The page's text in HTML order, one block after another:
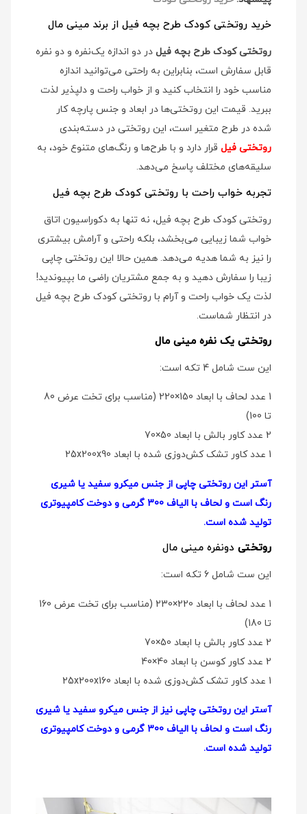
خرید روتختی کودک طرح بچه فیل از برند مینی مال
روتختی کودک طرح بچه فیل در دو اندازه یک‌نفره و دو نفره
قابل سفارش است، بنابراین به راحتی می‌توانید اندازه
مناسب خود را انتخاب کنید و از خواب راحت و دلپذیر لذت
ببرید. قیمت این روتختی‌ها در ابعاد و جنس پارچه کار
شده در طرح متغیر است، این روتختی در دسته‌بندی
روتختی فیل قرار دارد و با طرح‌ها و رنگ‌های متنوع خود، به
سلیقه‌های مختلف پاسخ می‌دهد.
تجربه خواب راحت با روتختی کودک طرح بچه فیل
روتختی کودک طرح بچه فیل، نه تنها به دکوراسیون اتاق
خواب شما زیبایی می‌بخشد، بلکه راحتی و آرامش بیشتری
را نیز به شما هدیه می‌دهد. همین حالا این روتختی چاپی
زیبا را سفارش دهید و به جمع مشتریان راضی ما بپیوندید!
لذت یک خواب راحت و آرام با روتختی کودک طرح بچه فیل
در انتظار شماست.
روتختی یک نفره مینی مال
این ست شامل 4 تکه است:
1 عدد لحاف با ابعاد 150×220 (مناسب برای تخت عرض 80
تا 100)
2 عدد کاور بالش با ابعاد 50×70
1 عدد کاور تشک کش‌دوزی شده با ابعاد 25x200x90
آستر این روتختی چاپی از جنس میکرو سفید یا شیری
رنگ است و لحاف با الیاف 300 گرمی و دوخت کامپیوتری
تولید شده است.
روتختی دو‌نفره مینی مال
این ست شامل 6 تکه است:
1 عدد لحاف با ابعاد 220×230 (مناسب برای تخت عرض 160
تا 180)
2 عدد کاور بالش با ابعاد 50×70
2 عدد کاور کوسن با ابعاد 40×40
1 عدد کاور تشک کش‌دوزی شده با ابعاد 25x200x160
آستر این روتختی چاپی نیز از جنس میکرو سفید یا شیری
رنگ است و لحاف با الیاف 300 گرمی و دوخت کامپیوتری
تولید شده است.